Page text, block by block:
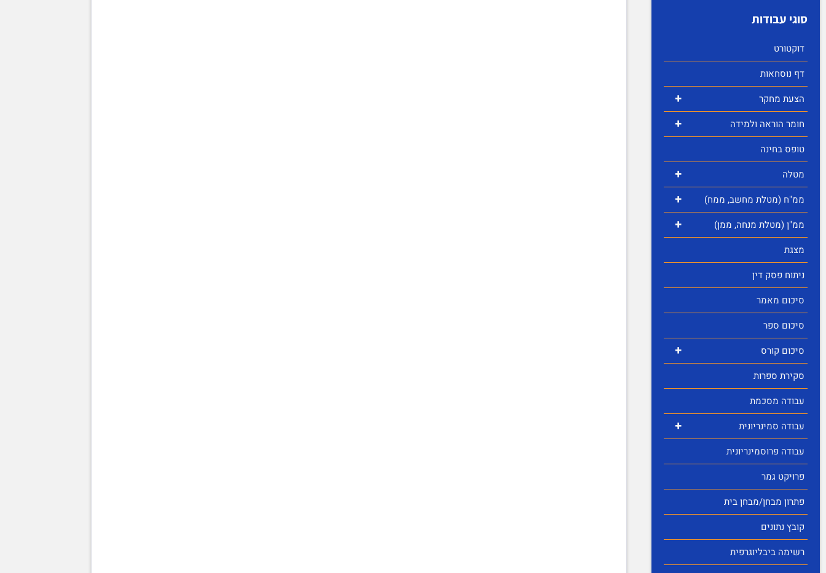
סוגי עבודות
דוקטורט
דף נוסחאות
+ הצעת מחקר
+
חומר הוראה ולמידה
טופס בחינה
+ מטלה
+ ממ"ח (מטלת מחשב, ממח)
+
ממ"ן (מטלת מנחה, ממן)
מצגת
ניתוח פסק דין
סיכום מאמר
סיכום ספר
+
סיכום קורס
סקירת ספרות
עבודה מסכמת
+
עבודה סמינריונית
עבודה פרוסמינריונית
פרויקט גמר
פתרון מבחן/מבחן בית
קובץ נתונים
רשימה ביבליוגרפית